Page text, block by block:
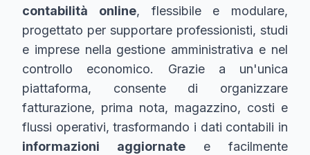
contabilità online, flessibile e modulare,
progettato per supportare professionisti, studi
e imprese nella gestione amministrativa e nel
controllo economico. Grazie a un'unica
piattaforma, consente di organizzare
fatturazione, prima nota, magazzino, costi e
flussi operativi, trasformando i dati contabili in
informazioni aggiornate e facilmente